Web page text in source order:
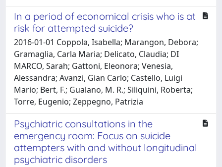
In a period of economical crisis who is at
risk for attempted suicide?
2016-01-01 Coppola, Isabella; Marangon, Debora;
Gramaglia, Carla Maria; Delicato, Claudia; DI
MARCO, Sarah; Gattoni, Eleonora; Venesia,
Alessandra; Avanzi, Gian Carlo; Castello, Luigi
Mario; Bert, F.; Gualano, M. R.; Siliquini, Roberta;
Torre, Eugenio; Zeppegno, Patrizia
Psychiatric consultations in the
emergency room: Focus on suicide
attempters with and without longitudinal
psychiatric disorders